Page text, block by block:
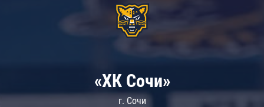
«ХК Сочи»
г. Сочи